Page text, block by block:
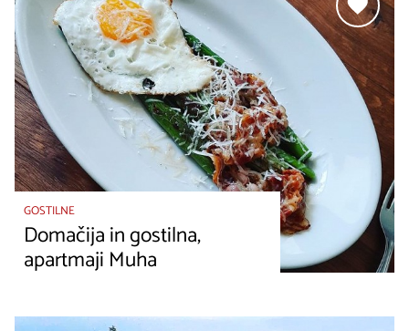
GOSTILNE
Domačija in gostilna,
apartmaji Muha